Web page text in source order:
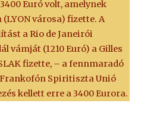
Euró volt, amelynek
városa) fizette. A
a Rio de Janeirói
vámját (1210 Euró) a Gilles
fizette, – a fennmaradó
Spiritiszta Unió
kellett erre a 3400 Eurora.